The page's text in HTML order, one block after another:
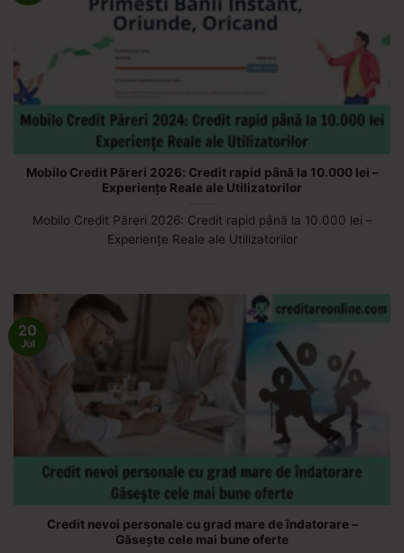
Mobilo Credit Păreri 2026: Credit rapid până la 10.000 lei –
Experiențe Reale ale Utilizatorilor
Mobilo Credit Păreri 2026: Credit rapid până la 10.000 lei –
Experiențe Reale ale Utilizatorilor
Credit nevoi personale cu grad mare de îndatorare –
Găsește cele mai bune oferte
20
Jul